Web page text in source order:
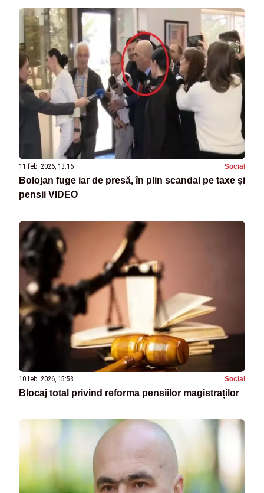
11 feb. 2026, 13:16 Social
Bolojan fuge iar de presă, în plin scandal pe taxe și
pensii VIDEO
10 feb. 2026, 15:53 Social
Blocaj total privind reforma pensiilor magistraților